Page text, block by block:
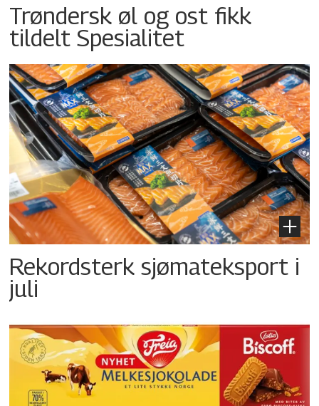
Trøndersk øl og ost fikk
tildelt Spesialitet
Rekordsterk sjømateksport i
juli